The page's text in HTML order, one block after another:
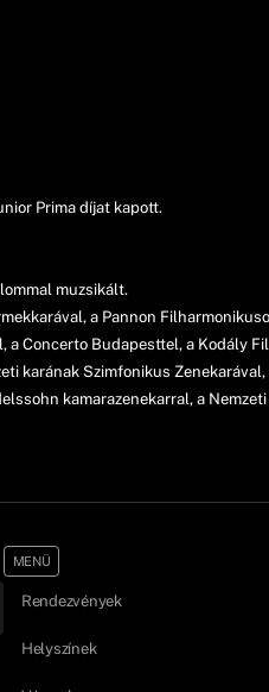
Prima díjat kapott.
muzsikált.
a Pannon
Concerto Budapesttel, a Kodály
karának Szimfonikus
kamarazenekarral, a
MENÜ
Rendezvények
Helyszínek